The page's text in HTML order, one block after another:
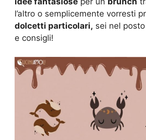
l’altro o semplicemente vorresti
dolcetti particolari, sei nel
e consigli!